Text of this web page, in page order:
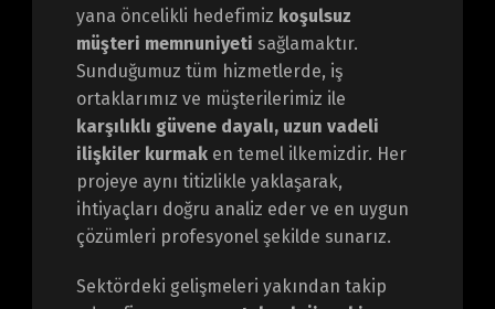
yana öncelikli hedefimiz koşulsuz
müşteri memnuniyeti sağlamaktır.
Sunduğumuz tüm hizmetlerde, iş
ortaklarımız ve müşterilerimiz ile
karşılıklı güvene dayalı, uzun vadeli
ilişkiler kurmaken temel ilkemizdir. Her
projeye aynı titizlikle yaklaşarak,
ihtiyaçları doğru analiz eder ve en uygun
çözümleri profesyonel şekilde sunarız.
Sektördeki gelişmeleri yakından takip